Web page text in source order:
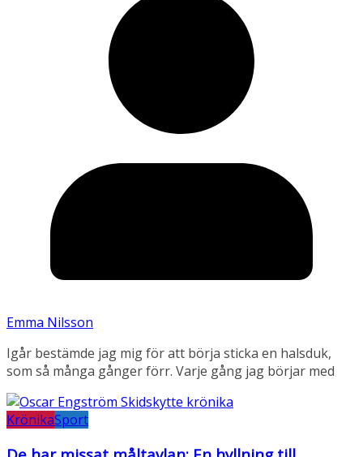
Emma Nilsson
Igår bestämde jag mig för att börja sticka en halsduk,
som så många gånger förr. Varje gång jag börjar med
KrönikaSport